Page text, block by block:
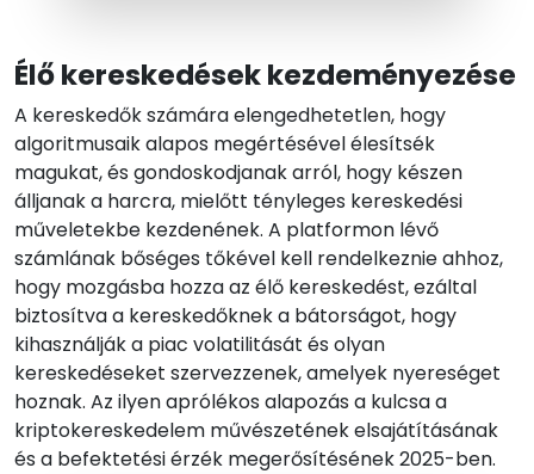
Élő kereskedések kezdeményezése
A kereskedők számára elengedhetetlen, hogy
algoritmusaik alapos megértésével élesítsék
magukat, és gondoskodjanak arról, hogy készen
álljanak a harcra, mielőtt tényleges kereskedési
műveletekbe kezdenének. A platformon lévő
számlának bőséges tőkével kell rendelkeznie ahhoz,
hogy mozgásba hozza az élő kereskedést, ezáltal
biztosítva a kereskedőknek a bátorságot, hogy
kihasználják a piac volatilitását és olyan
kereskedéseket szervezzenek, amelyek nyereséget
hoznak. Az ilyen aprólékos alapozás a kulcsa a
kriptokereskedelem művészetének elsajátításának
és a befektetési érzék megerősítésének 2025-ben.